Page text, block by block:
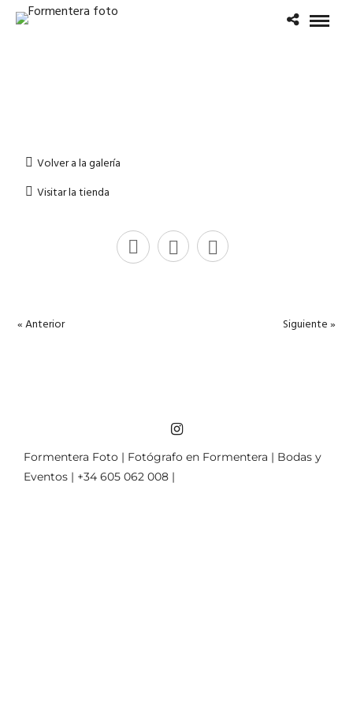
Volver a la galería
Visitar la tienda
« Anterior Siguiente »
Formentera Foto | Fotógrafo en Formentera | Bodas y
Eventos | +34 605 062 008 |